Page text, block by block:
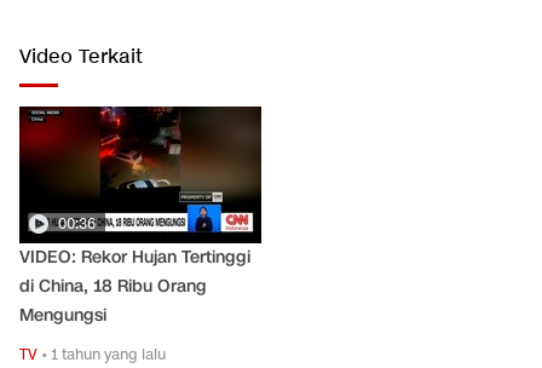
Video Terkait
00:36
VIDEO: Rekor Hujan Tertinggi
di China, 18 Ribu Orang
Mengungsi
TV •1 tahun yang lalu